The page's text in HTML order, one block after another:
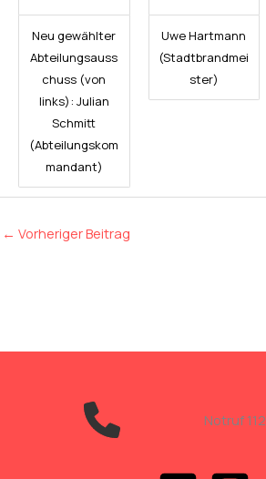
Neu gewählter
Abteilungsauss
chuss (von
links): Julian
Schmitt
(Abteilungskom
mandant)
Uwe Hartmann
(Stadtbrandmei
ster)
← Vorheriger Beitrag
Notruf 112